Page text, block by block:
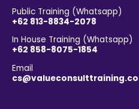
Public Training (Whatsapp)
+62 813-8834-2078
In House Training (Whatsapp)
+62 858-8075-1854
Email